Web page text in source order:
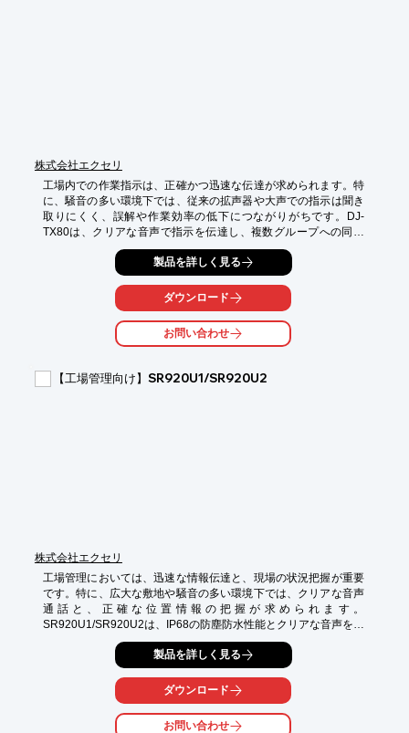
株式会社エクセリ
工場内での作業指示は、正確かつ迅速な伝達が求められます。特
に、騒音の多い環境下では、従来の拡声器や大声での指示は聞き
取りにくく、誤解や作業効率の低下につながりがちです。DJ-
TX80は、クリアな音声で指示を伝達し、複数グループへの同時
指示も可能です。これにより、作業効率の向上とミスの削減に貢
【活用シーン】
・製造ラインでの作業指示
・品質管理における指示伝達
・安全教育や研修
【導入の効果】
製品を詳しく見る
ダウンロード
お問い合わせ
【工場管理向け】SR920U1/SR920U2
株式会社エクセリ
工場管理においては、迅速な情報伝達と、現場の状況把握が重要
です。特に、広大な敷地や騒音の多い環境下では、クリアな音声
通話と、正確な位置情報の把握が求められます。
SR920U1/SR920U2は、IP68の防塵防水性能とクリアな音声を実
現し、工場管理の効率化に貢献します。
【活用シーン】
・工場内の巡回連絡
・資材搬入時の指示
・緊急時の連絡
製品を詳しく見る
ダウンロード
お問い合わせ